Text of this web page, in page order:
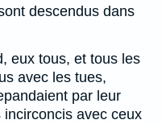
descendus dans
eux tous, et tous les
avec les tues,
par leur
avec ceux